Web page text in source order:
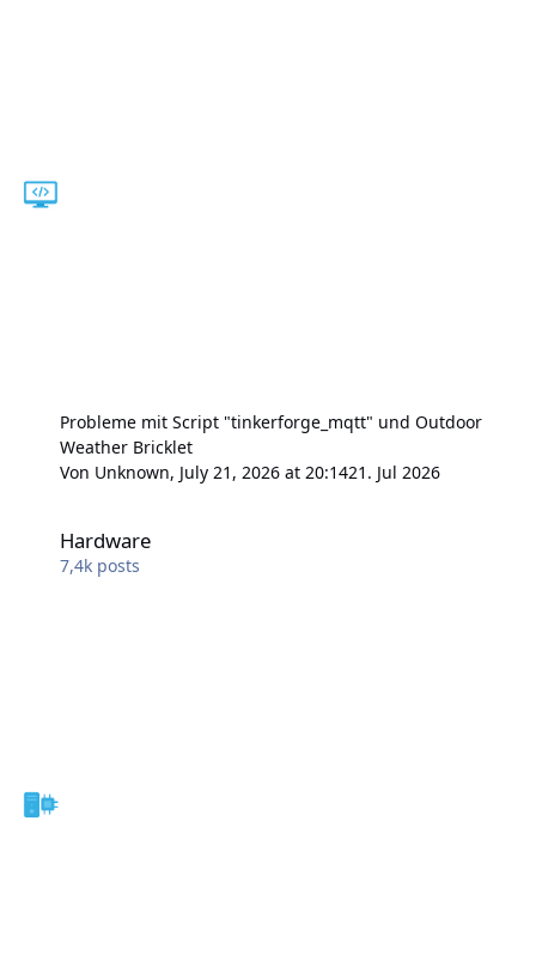
Probleme mit Script "tinkerforge_mqtt" und Outdoor
Weather Bricklet
Von Unknown, July 21, 2026 at 20:1421. Jul 2026
Hardware
7,4k posts